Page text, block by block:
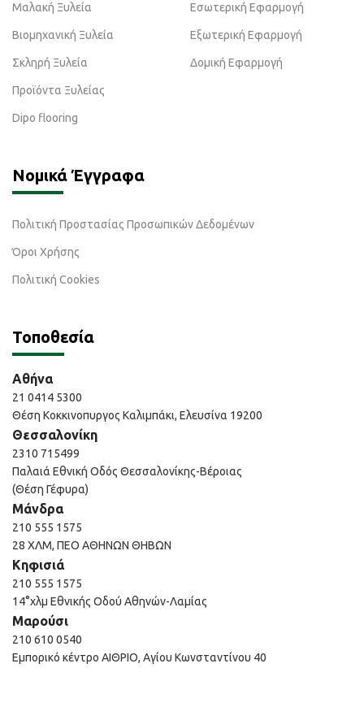
Μαλακή Ξυλεία
Βιομηχανική Ξυλεία
Σκληρή Ξυλεία
Προϊόντα Ξυλείας
Dipo flooring
Εσωτερική Εφαρμογή
Εξωτερική Εφαρμογή
Δομική Εφαρμογή
Νομικά Έγγραφα
Πολιτική Προστασίας Προσωπικών Δεδομένων
Όροι Χρήσης
Πολιτική Cookies
Τοποθεσία
Αθήνα
21 0414 5300
Θέση Κοκκινοπυργος Καλιμπάκι, Ελευσίνα 19200
Θεσσαλονίκη
2310 715499
Παλαιά Εθνική Οδός Θεσσαλονίκης-Βέροιας
(Θέση Γέφυρα)
Μάνδρα
210 555 1575
28 ΧΛΜ, ΠΕΟ ΑΘΗΝΩΝ ΘΗΒΩΝ
Κηφισιά
210 555 1575
14°χλμ Εθνικής Οδού Αθηνών-Λαμίας
Μαρούσι
210 610 0540
Εμπορικό κέντρο ΑΙΘΡΙΟ, Αγίου Κωνσταντίνου 40